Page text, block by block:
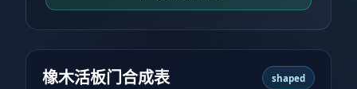
橡木活板门合成表 shaped